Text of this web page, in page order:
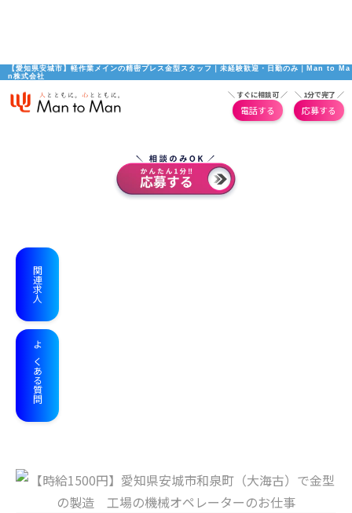
【愛知県安城市】軽作業メインの精密プレス金型スタッフ｜未経験歓迎・日勤のみ｜Man to Ma
n株式会社
＼ すぐに相談可 ／
電話する
＼ 1分で完了 ／
応募する
関連求人
よくある質問